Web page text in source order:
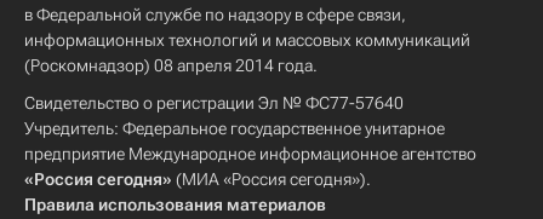
в Федеральной службе по надзору в сфере связи,
информационных технологий и массовых коммуникаций
(Роскомнадзор) 08 апреля 2014 года.
Свидетельство о регистрации Эл № ФС77-57640
Учредитель: Федеральное государственное унитарное
предприятие Международное информационное агентство
«Россия сегодня» (МИА «Россия сегодня»).
Правила использования материалов